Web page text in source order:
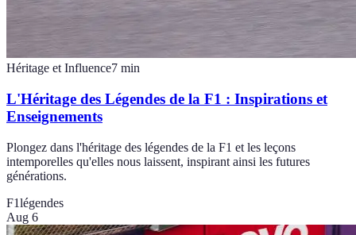
Héritage et Influence7 min
L'Héritage des Légendes de la F1 : Inspirations et
Enseignements
Plongez dans l'héritage des légendes de la F1 et les leçons
intemporelles qu'elles nous laissent, inspirant ainsi les futures
générations.
F1légendes
Aug 6